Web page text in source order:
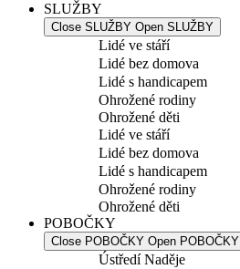
SLUŽBY
Close SLUŽBY Open SLUŽBY
Lidé ve stáří
Lidé bez domova
Lidé s handicapem
Ohrožené rodiny
Ohrožené děti
Lidé ve stáří
Lidé bez domova
Lidé s handicapem
Ohrožené rodiny
Ohrožené děti
POBOČKY
Close POBOČKY Open POBOČKY
Ústředí Naděje